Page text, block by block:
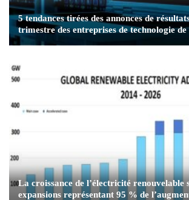
5 tendances tirées des annonces de
trimestre des entreprises de technologie de
La croissance de l’électricité renouvelable
expansions représentant 95 % de